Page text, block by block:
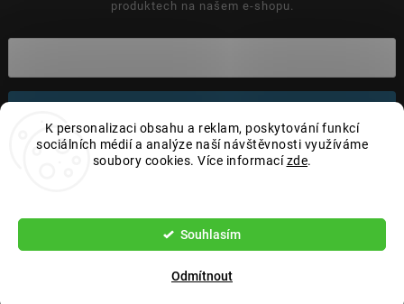
K personalizaci obsahu a reklam, poskytování funkcí
sociálních médií a analýze naší návštěvnosti využíváme
soubory cookies. Více informacízde.
Odmítnout
Souhlasím
produktech na našem e-shopu.
Upravit nastavení cookies
Shoptet| DesignShoptak.cz.